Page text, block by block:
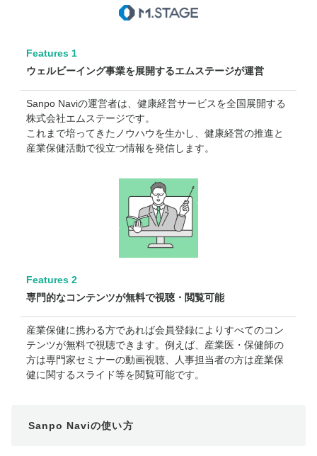
Features 1
ウェルビーイング事業を展開するエムステージが運営
Sanpo Naviの運営者は、健康経営サービスを全国展開する
株式会社エムステージです。
これまで培ってきたノウハウを生かし、健康経営の推進と
産業保健活動で役立つ情報を発信します。
Features 2
専門的なコンテンツが無料で視聴・閲覧可能
産業保健に携わる方であれば会員登録によりすべてのコン
テンツが無料で視聴できます。例えば、産業医・保健師の
方は専門家セミナーの動画視聴、人事担当者の方は産業保
健に関するスライド等を閲覧可能です。
Sanpo Naviの使い方